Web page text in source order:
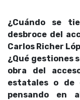
¿Cuándo se
desbroce del
Carlos Richer
¿Qué gestiones
obra del
estatales o de
pensando en